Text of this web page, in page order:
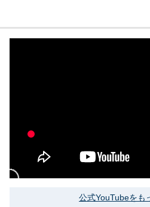
公式YouTubeをも